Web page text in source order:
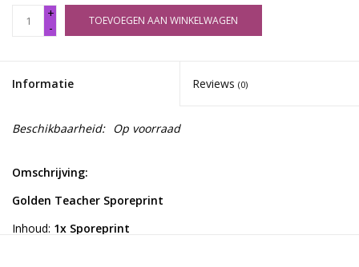
+
-
TOEVOEGEN AAN WINKELWAGEN
Informatie Reviews (0)
Beschikbaarheid: Op voorraad
Omschrijving:
Golden Teacher Sporeprint
Inhoud: 1x Sporeprint